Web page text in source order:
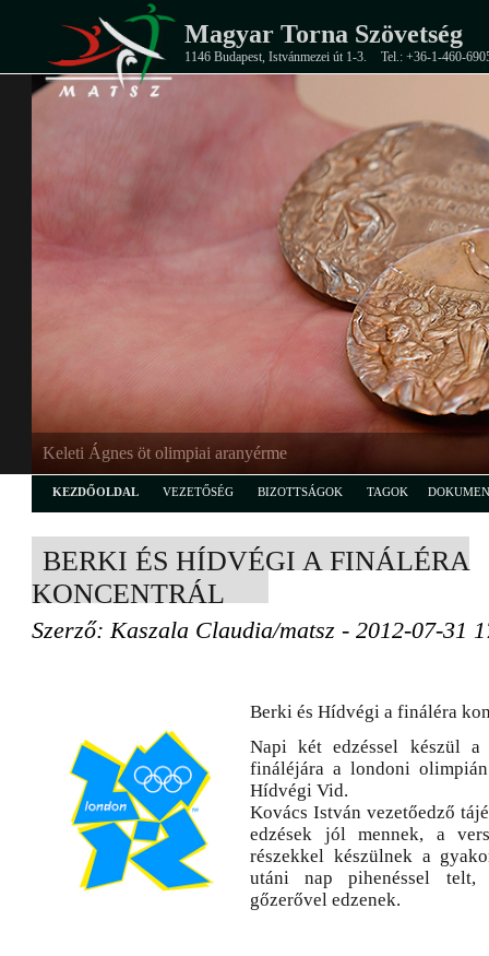
Magyar Torna Szövetség
1146 Budapest, Istvánmezei út 1-3. Tel.: +36-1-460-
Keleti Ágnes öt olimpiai aranyérme
KEZDŐOLDAL VEZETŐSÉG BIZOTTSÁGOK TAGOK
BERKI ÉS HÍDVÉGI A FINÁLÉRA
KONCENTRÁL
Szerző: Kaszala Claudia/matsz - 2012-07-31
Berki és Hídvégi a fináléra
Napi két edzéssel készül a
fináléjára a londoni
Hídvégi Vid.
Kovács István vezetőedző
edzések jól mennek, a
részekkel készülnek a
utáni nap pihenéssel
gőzerővel edzenek.